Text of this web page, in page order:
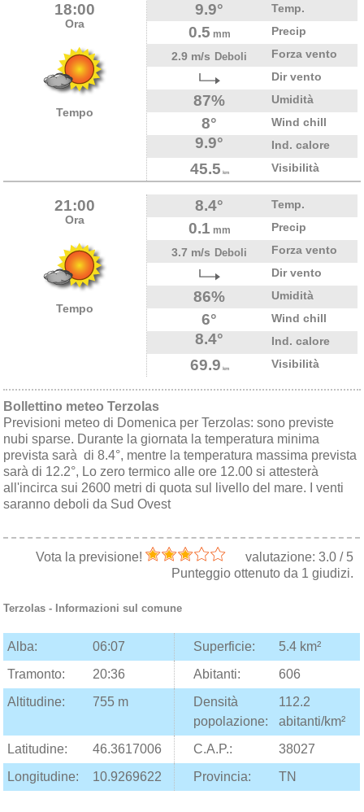
18:00
Ora
Tempo
9.9° Temp.
0.5 mm
Precip
2.9 m/s Deboli
Forza vento
Dir vento
87% Umidità
8° Wind chill
9.9° Ind. calore
45.5 km Visibilità
21:00
Ora
Tempo
8.4° Temp.
0.1 mm
Precip
3.7 m/s Deboli
Forza vento
Dir vento
86% Umidità
6° Wind chill
8.4° Ind. calore
69.9 km Visibilità
Bollettino meteo Terzolas
Previsioni meteo di Domenica per Terzolas: sono previste
nubi sparse. Durante la giornata la temperatura minima
prevista sarà di 8.4°, mentre la temperatura massima prevista
sarà di 12.2°, Lo zero termico alle ore 12.00 si attesterà
all'incirca sui 2600 metri di quota sul livello del mare. I venti
saranno deboli da Sud Ovest
Vota la previsione! valutazione: 3.0/ 5
Punteggio ottenuto da 1 giudizi.
Terzolas - Informazioni sul comune
Alba: 06:07 Superficie:
5.4 km²
Tramonto:
20:36 Abitanti:
606
Altitudine:
755 m
Densità
popolazione:
112.2
abitanti/km²
Latitudine:
46.3617006 C.A.P.:
38027
Longitudine:
10.9269622 Provincia: TN